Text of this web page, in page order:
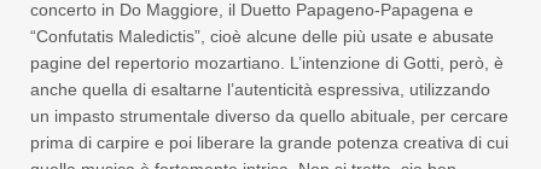
concerto in Do Maggiore, il Duetto Papageno-Papagena e
“Confutatis Maledictis”, cioè alcune delle più usate e abusate
pagine del repertorio mozartiano. L’intenzione di Gotti, però, è
anche quella di esaltarne l’autenticità espressiva, utilizzando
un impasto strumentale diverso da quello abituale, per cercare
prima di carpire e poi liberare la grande potenza creativa di cui